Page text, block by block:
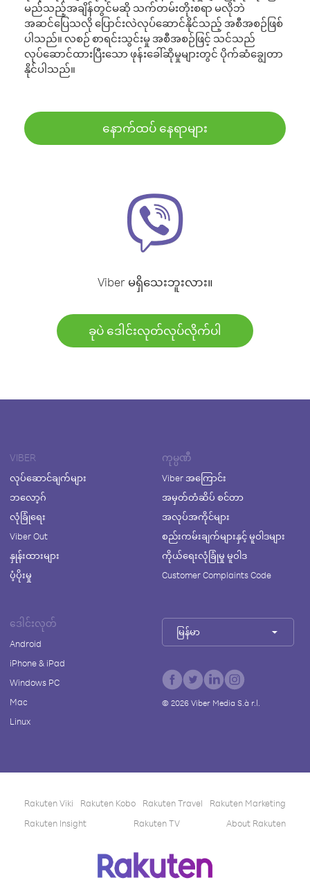
မည်သည့်အချိန်တွင်မဆို သက်တမ်းတိုးစရာ မလိုဘဲ
အဆင်ပြေသလို ပြောင်းလဲလုပ်ဆောင်နိုင်သည့် အစီအစဉ်ဖြစ်
ပါသည်။ လစဉ် စာရင်းသွင်းမှု အစီအစဉ်ဖြင့် သင်သည်
လုပ်ဆောင်ထားပြီးသော ဖုန်းခေါ်ဆိုမှုများတွင် ပိုက်ဆံချွေတာ
နိုင်ပါသည်။
နောက်ထပ် နေရာများ
Viber မရှိသေးဘူးလား။
ခုပဲ ဒေါင်းလုတ်လုပ်လိုက်ပါ
VIBER
လုပ်ဆောင်ချက်များ
ဘလော့ဂ်
လုံခြုံရေး
Viber Out
နှုန်းထားများ
ပံ့ပိုးမှု
ကုမ္ပဏီ
Viber အကြောင်း
အမှတ်တံဆိပ် စင်တာ
အလုပ်အကိုင်များ
စည်းကမ်းချက်များနှင့် မူဝါဒများ
ကိုယ်ရေးလုံခြုံမှု မူဝါဒ
Customer Complaints Code
ဒေါင်းလုတ်
Android
iPhone & iPad
Windows PC
Mac
Linux
မြန်မာ
© 2026Viber Media S.à r.l.
Rakuten Viki Rakuten Kobo Rakuten Travel
Rakuten Marketing
Rakuten Insight
Rakuten TV About Rakuten